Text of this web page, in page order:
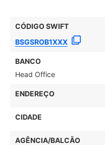
CÓDIGO SWIFT
BSGSROB1XXX
BANCO
Head Office
ENDEREÇO
CIDADE
AGÊNCIA/BALCÃO